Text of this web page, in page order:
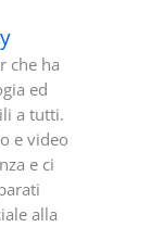
che ha
ed
a tutti.
e video
e ci
alla